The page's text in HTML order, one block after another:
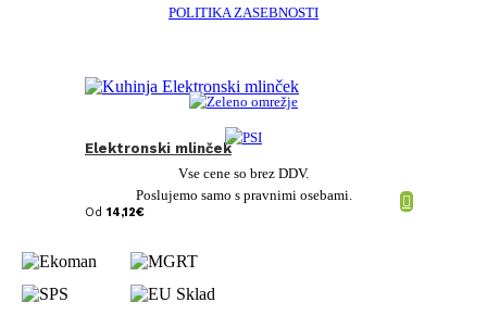
Elektronski mlinček
Od 14,12€
POLITIKA ZASEBNOSTI
Vse cene so brez DDV.
Poslujemo samo s pravnimi osebami.